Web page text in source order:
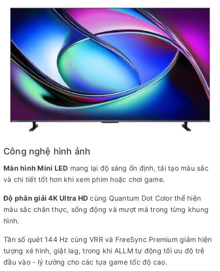
Bộ xử lý:
Bộ xử lý Regza Engine ZRi Gen 3
Tần số quét thực:
144 Hz
Tiện ích
Điều khiển tivi bằng điện thoại:
Ứng dụng VIDAA
Điều khiển bằng giọng nói:Tìm
kiếm giọng nói trên YouTube bằng
tiếng Việt
Tìm kiếm bằng giọng nói qua
ứng dụng VIDAA kết nối trên
điện thoại
Chiếu hình từ điện thoại lên TV:
AirPlay 2
DLNAMiracastContent
Sharing
Remote thông minh:Remote tích hợp micro tìm kiếm bằng giọng
Ứng dụng phổ biến: YouTube Netflix FPT Play
khác:
nói rảnh tay
Công nghệ âm thanh
Tổng công suất loa:
40W
Số lượng loa:
3 loa
Công nghệ hình ảnh
Màn hình Mini LED mang lại độ sáng ổn định, tái tạo màu sắc
và chi tiết tốt hơn khi xem phim hoặc chơi game.
Độ phân giải 4K Ultra HD cùng Quantum Dot Color thể hiện
màu sắc chân thực, sống động và mượt mà trong từng khung
hình.
Tần số quét 144 Hz cùng VRR và FreeSync Premium giảm hiện
tượng xé hình, giật lag, trong khi ALLM tự động tối ưu độ trễ
đầu vào - lý tưởng cho các tựa game tốc độ cao.